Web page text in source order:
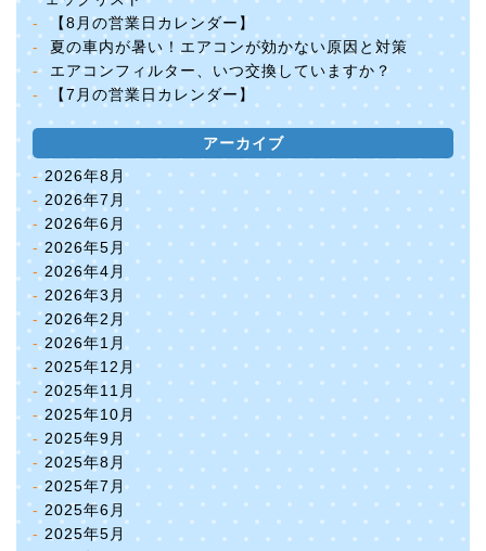
【8月の営業日カレンダー】
夏の車内が暑い！エアコンが効かない原因と対策
エアコンフィルター、いつ交換していますか？
【7月の営業日カレンダー】
アーカイブ
2026年8月
2026年7月
2026年6月
2026年5月
2026年4月
2026年3月
2026年2月
2026年1月
2025年12月
2025年11月
2025年10月
2025年9月
2025年8月
2025年7月
2025年6月
2025年5月